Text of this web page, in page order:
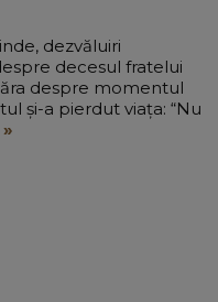
dezvăluiri
decesul fratelui
despre momentul
și-a pierdut viața: “Nu